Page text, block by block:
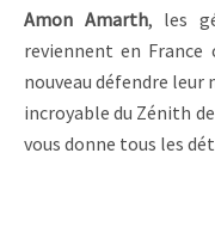
Amon Amarth, les
reviennent en
nouveau défendre leur
incroyable du Zénith
vous donne tous les